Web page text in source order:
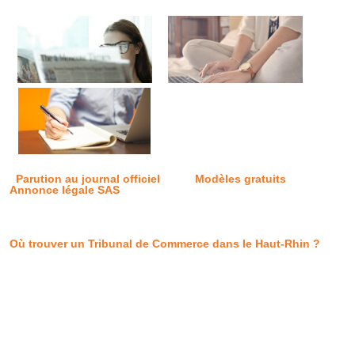
Parution au journal officiel
Modèles gratuits
Annonce légale SAS
Où trouver un Tribunal de Commerce dans le Haut-Rhin ?